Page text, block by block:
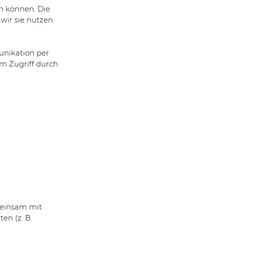
können. Die
sie nutzen.
per
Zugriff durch
mit
(z. B.